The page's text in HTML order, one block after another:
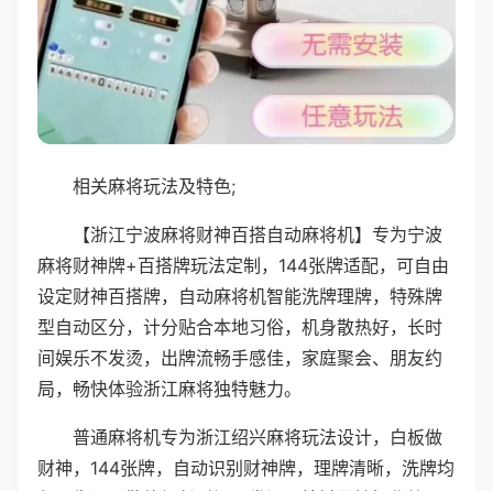
相关麻将玩法及特色;
【浙江宁波麻将财神百搭自动麻将机】专为宁波
麻将财神牌+百搭牌玩法定制，144张牌适配，可自由
设定财神百搭牌，自动麻将机智能洗牌理牌，特殊牌
型自动区分，计分贴合本地习俗，机身散热好，长时
间娱乐不发烫，出牌流畅手感佳，家庭聚会、朋友约
局，畅快体验浙江麻将独特魅力。
普通麻将机专为浙江绍兴麻将玩法设计，白板做
财神，144张牌，自动识别财神牌，理牌清晰，洗牌均